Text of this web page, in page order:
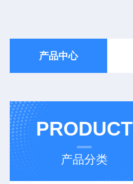
产品中心
PRODUCT
产品分类